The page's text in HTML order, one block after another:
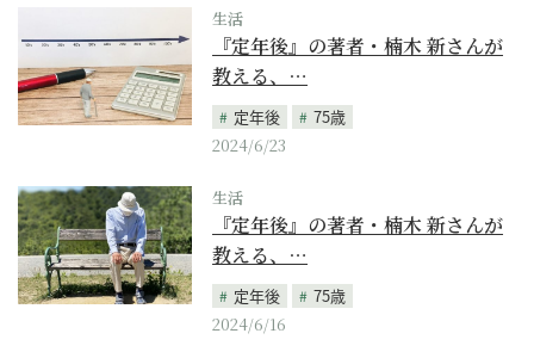
生活
『定年後』の著者・楠木 新さんが
教える、…
定年後
75歳
2024/6/23
生活
『定年後』の著者・楠木 新さんが
教える、…
定年後
75歳
2024/6/16